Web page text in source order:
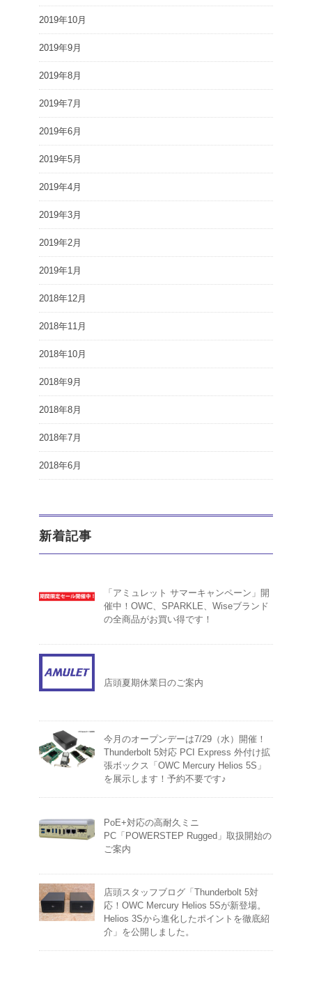
2019年10月
2019年9月
2019年8月
2019年7月
2019年6月
2019年5月
2019年4月
2019年3月
2019年2月
2019年1月
2018年12月
2018年11月
2018年10月
2018年9月
2018年8月
2018年7月
2018年6月
新着記事
「アミュレット サマーキャンペーン」開
催中！OWC、SPARKLE、Wiseブランド
の全商品がお買い得です！
店頭夏期休業日のご案内
今月のオープンデーは7/29（水）開催！
Thunderbolt 5対応 PCI Express 外付け拡
張ボックス「OWC Mercury Helios 5S」
を展示します！予約不要です♪
PoE+対応の高耐久ミニ
PC「POWERSTEP Rugged」取扱開始の
ご案内
店頭スタッフブログ「Thunderbolt 5対
応！OWC Mercury Helios 5Sが新登場。
Helios 3Sから進化したポイントを徹底紹
介」を公開しました。